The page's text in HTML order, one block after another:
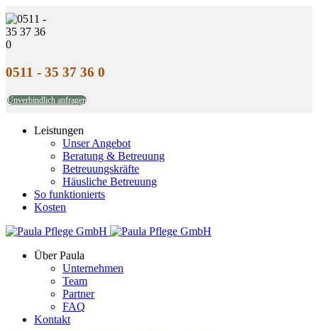
0511 - 35 37 36 0
Unverbindlich anfragen
Leistungen
Unser Angebot
Beratung & Betreuung
Betreuungskräfte
Häusliche Betreuung
So funktionierts
Kosten
Über Paula
Unternehmen
Team
Partner
FAQ
Kontakt